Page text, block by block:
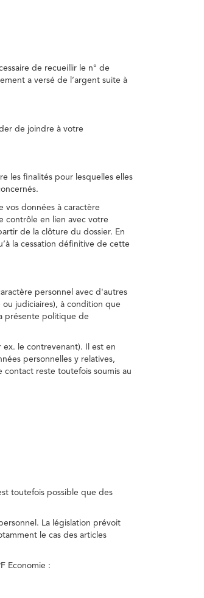
de recueillir le n° de
a versé de l’argent suite à
de joindre à votre
les finalités pour lesquelles elles
vos données à caractère
contrôle en lien avec votre
de la clôture du dossier. En
la cessation définitive de cette
personnel avec d'autres
judiciaires), à condition que
présente politique de
ex. le contrevenant). Il est en
personnelles y relatives,
reste toutefois soumis au
toutefois possible que des
La législation prévoit
le cas des articles
Economie :